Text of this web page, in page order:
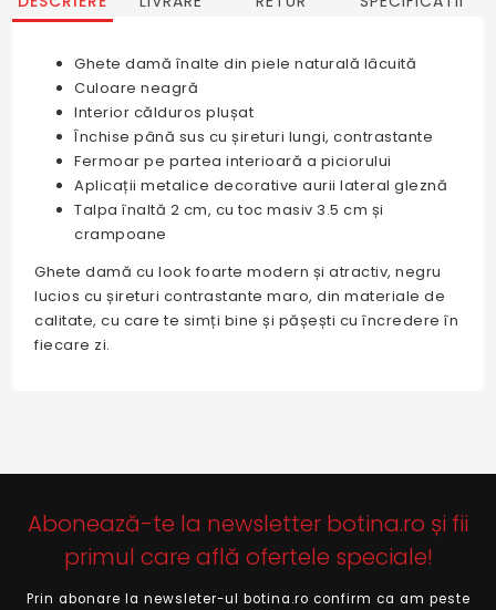
Ghete damă înalte din piele naturală lâcuită
Culoare neagră
Interior călduros plușat
Închise până sus cu șireturi lungi, contrastante
Fermoar pe partea interioară a piciorului
Aplicații metalice decorative aurii lateral gleznă
Talpa înaltă 2 cm, cu toc masiv 3.5 cm și
crampoane
Ghete damă cu look foarte modern și atractiv, negru
lucios cu șireturi contrastante maro, din materiale de
calitate, cu care te simți bine și pășești cu încredere în
fiecare zi.
Abonează-te la newsletter botina.ro și fii
primul care află ofertele speciale!
Prin abonare la newsleter-ul botina.ro confirm ca am peste